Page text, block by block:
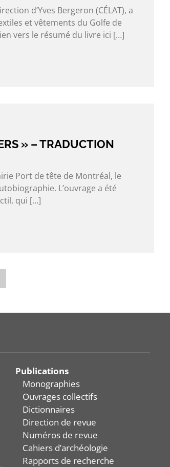
d’Yves Bergeron (CÉLAT), a
et vêtements du Golfe de
vers le résumé du livre ici […]
» – TRADUCTION
Port de tête de Montréal, le
L’ouvrage a été
qui […]
Publications
Monographies
Ouvrages collectifs
Dictionnaires
Direction de revue
Numéros de revue
Cahiers d’archéologie
Rapports de recherche